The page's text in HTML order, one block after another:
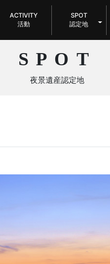
ACTIVITY
活動
SPOT
認定地
SPOT
夜景遺産認定地